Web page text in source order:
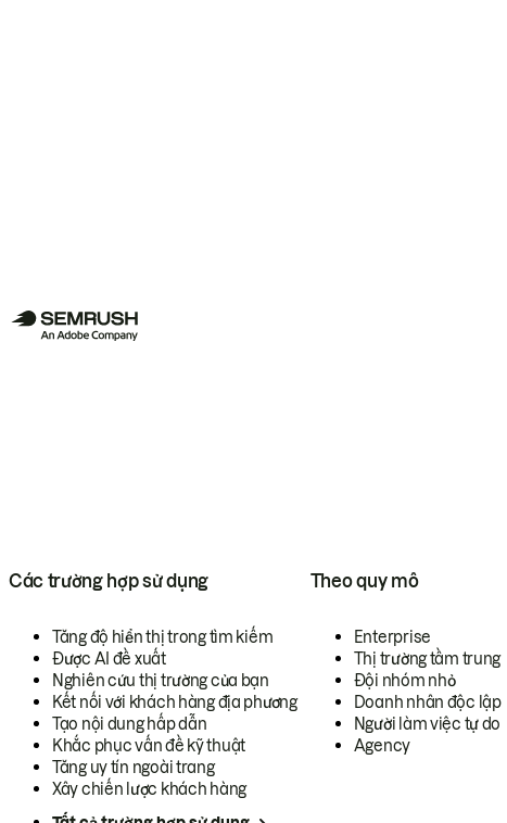
Các trường hợp sử dụng
Tăng độ hiển thị trong tìm kiếm
Được AI đề xuất
Nghiên cứu thị trường của bạn
Kết nối với khách hàng địa phương
Tạo nội dung hấp dẫn
Khắc phục vấn đề kỹ thuật
Tăng uy tín ngoài trang
Xây chiến lược khách hàng
Theo quy mô
Enterprise
Thị trường tầm trung
Đội nhóm nhỏ
Doanh nhân độc lập
Người làm việc tự do
Agency